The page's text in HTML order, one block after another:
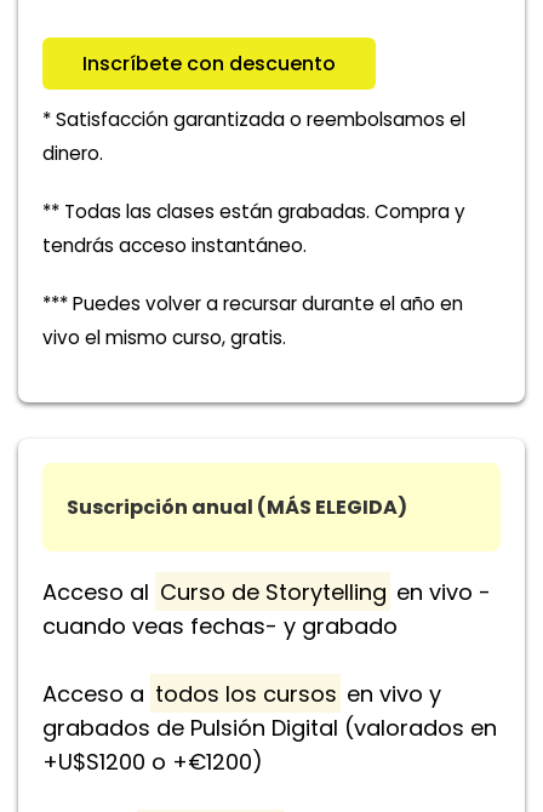
Inscríbete con descuento
* Satisfacción garantizada o reembolsamos el
dinero.
** Todas las clases están grabadas. Compra y
tendrás acceso instantáneo.
*** Puedes volver a recursar durante el año en
vivo el mismo curso, gratis.
Suscripción anual (MÁS ELEGIDA)
Acceso al Curso de Storytelling en vivo -
cuando veas fechas- y grabado
Acceso a todos los cursos en vivo y
grabados de Pulsión Digital (valorados en
+U$S1200 o +€1200)